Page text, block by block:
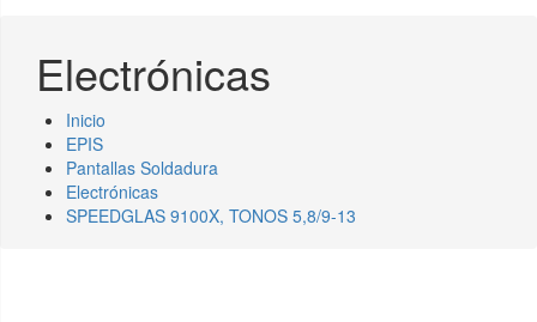
Electrónicas
Inicio
EPIS
Pantallas Soldadura
Electrónicas
SPEEDGLAS 9100X, TONOS 5,8/9-13